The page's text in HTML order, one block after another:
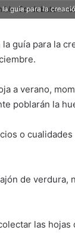
guía para la
guía para la
a verano,
poblarán la
o
de verdura,
las